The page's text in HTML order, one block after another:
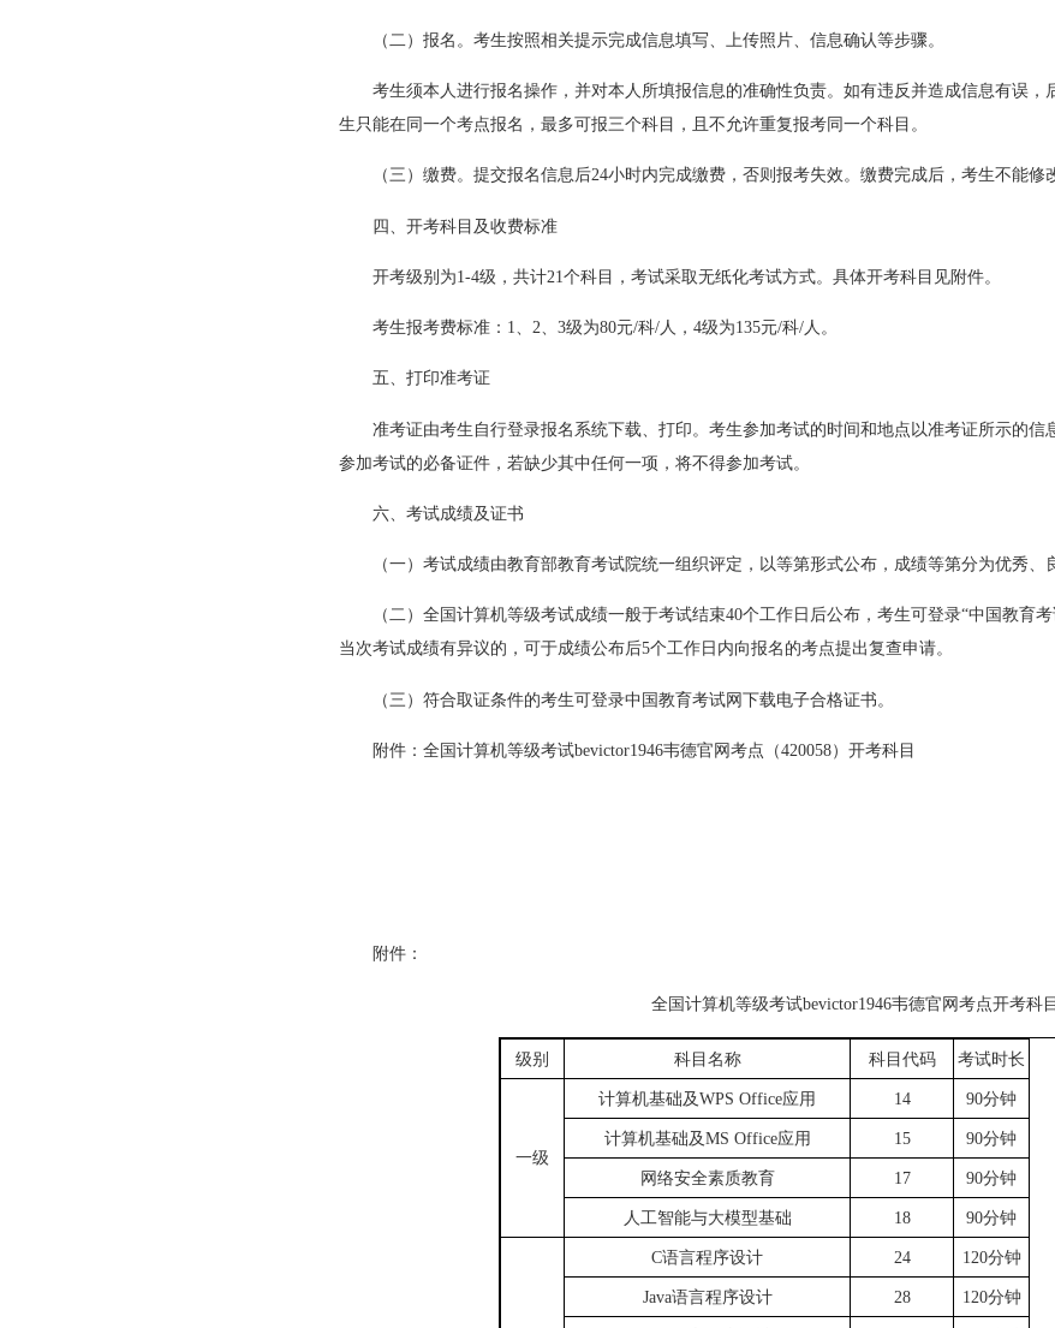
（二）报名。考生按照相关提示完成信息填写、上传照片、信息确认等步骤。
考生须本人进行报名操作，并对本人所填报信息的准确性负责。如有违反并造成信息有误
生只能在同一个考点报名，最多可报三个科目，且不允许重复报考同一个科目。
（三）缴费。提交报名信息后24小时内完成缴费，否则报考失效。缴费完成后，考生不能修
四、开考科目及收费标准
开考级别为1-4级，共计21个科目，考试采取无纸化考试方式。具体开考科目见附件。
考生报考费标准：1、2、3级为80元/科/人，4级为135元/科/人。
五、打印准考证
准考证由考生自行登录报名系统下载、打印。考生参加考试的时间和地点以准考证所示的信
参加考试的必备证件，若缺少其中任何一项，将不得参加考试。
六、考试成绩及证书
（一）考试成绩由教育部教育考试院统一组织评定，以等第形式公布，成绩等第分为优秀、
（二）全国计算机等级考试成绩一般于考试结束40个工作日后公布，考生可登录“中国教育
当次考试成绩有异议的，可于成绩公布后5个工作日内向报名的考点提出复查申请。
（三）符合取证条件的考生可登录中国教育考试网下载电子合格证书。
附件：全国计算机等级考试bevictor1946韦德官网考点（420058）开考科目
附件：
全国计算机等级考试bevictor1946韦德官网考点开考科目
级别 科目名称 科目代码 考试时长
一级
计算机基础及WPS Office应用 14 90分钟
计算机基础及MS Office应用 15 90分钟
网络安全素质教育 17 90分钟
人工智能与大模型基础 18 90分钟
C语言程序设计 24 120分钟
Java语言程序设计 28 120分钟